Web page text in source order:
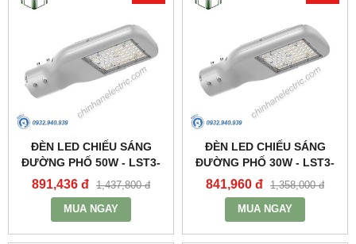
ĐÈN LED CHIẾU SÁNG
ĐƯỜNG PHỐ 50W - LST3-
50 - MPE
891,436 đ 1,437,800 đ
MUA NGAY
ĐÈN LED CHIẾU SÁNG
ĐƯỜNG PHỐ 30W - LST3-
30 - MPE
841,960 đ 1,358,000 đ
MUA NGAY